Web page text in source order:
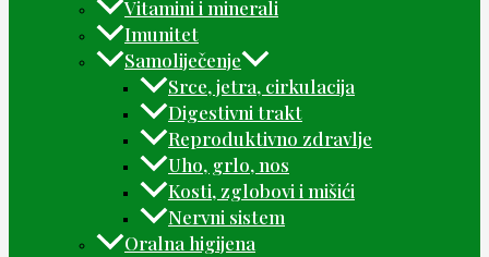
Vitamini i minerali
Imunitet
Samoliječenje
Srce, jetra, cirkulacija
Digestivni trakt
Reproduktivno zdravlje
Uho, grlo, nos
Kosti, zglobovi i mišići
Nervni sistem
Oralna higijena